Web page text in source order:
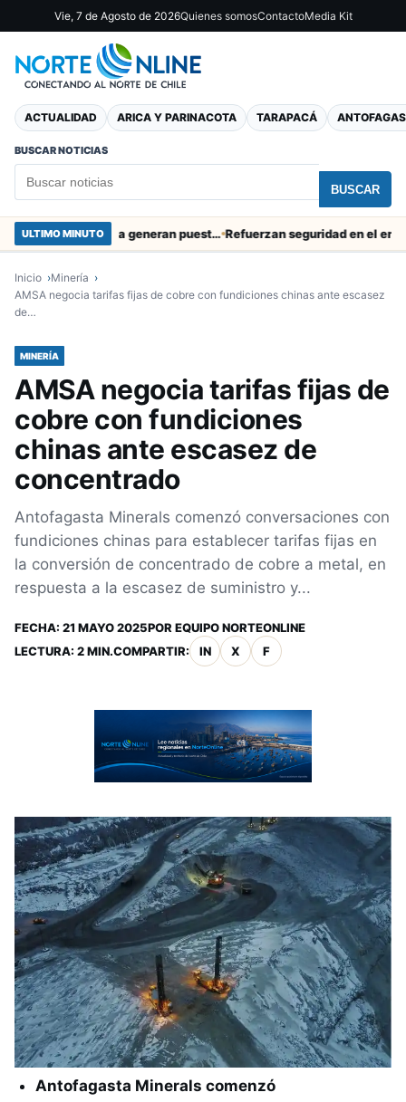
Vie, 7 de Agosto de 2026Quienes somosContactoMedia Kit
ACTUALIDAD ARICA Y PARINACOTA TARAPACÁ
BUSCAR NOTICIAS
BUSCAR
ULTIMO MINUTO Obras de Aguas del Altiplano en Arica generan puestos de trabajo Refuerzan seguridad en el entorno
Inicio
Minería
AMSA negocia tarifas fijas de cobre con fundiciones chinas ante escasez
de…
MINERÍA
AMSA negocia tarifas fijas de
cobre con fundiciones
chinas ante escasez de
concentrado
Antofagasta Minerals comenzó conversaciones con
fundiciones chinas para establecer tarifas fijas en
la conversión de concentrado de cobre a metal, en
respuesta a la escasez de suministro y...
FECHA: 21 MAYO 2025POR EQUIPO NORTEONLINE
LECTURA: 2 MIN.COMPARTIR: IN X F
Antofagasta Minerals comenzó